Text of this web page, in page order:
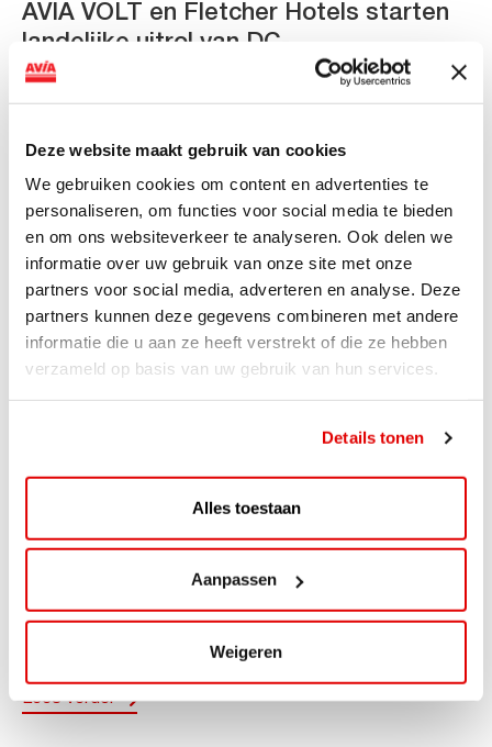
Deze website maakt gebruik van cookies
We gebruiken cookies om content en advertenties te
personaliseren, om functies voor social media te bieden
en om ons websiteverkeer te analyseren. Ook delen we
informatie over uw gebruik van onze site met onze
partners voor social media, adverteren en analyse. Deze
partners kunnen deze gegevens combineren met andere
informatie die u aan ze heeft verstrekt of die ze hebben
verzameld op basis van uw gebruik van hun services.
Details tonen
Alles toestaan
Aanpassen
Weigeren
AVIA VOLT en Fletcher Hotels starten
landelijke uitrol van DC-
snellaadinfrastructuur
van DC-snellaadinfrastructuur AVIA VOLT en...
Lees verder
Toe aan een ontspannen nachtje...
Lees verder